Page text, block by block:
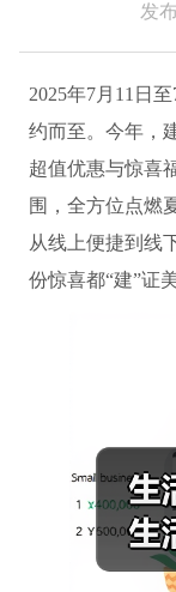
发
2025年7月11日
约而至。今年，
超值优惠与惊喜
围，全方位点燃
从线上便捷到线
份惊喜都“建”证